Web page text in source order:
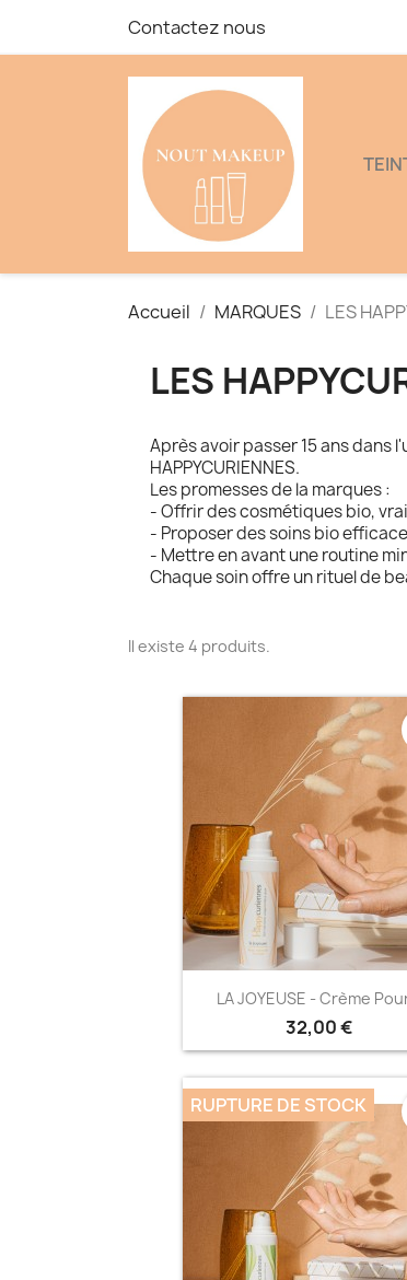
Contactez nous
Accueil MARQUES LES
LES
Après avoir passer 15 ans dans
HAPPYCURIENNES.
Les promesses de la marques :
- Offrir des cosmétiques bio,
- Proposer des soins bio
- Mettre en avant une routine
Chaque soin offre un rituel de
Il existe 4 produits.
Aperçu rapide
LA JOYEUSE - Crème
32,00 €
RUPTURE DE STOCK